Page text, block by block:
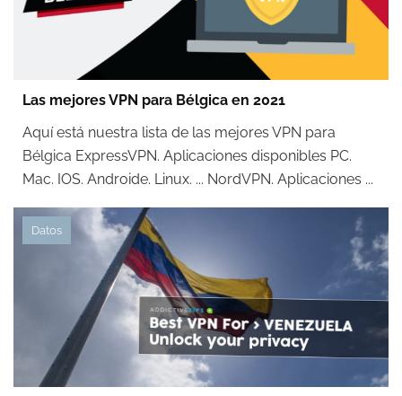
Las mejores VPN para Bélgica en 2021
Aquí está nuestra lista de las mejores VPN para
Bélgica ExpressVPN. Aplicaciones disponibles PC.
Mac. IOS. Androide. Linux. ... NordVPN. Aplicaciones ...
Datos